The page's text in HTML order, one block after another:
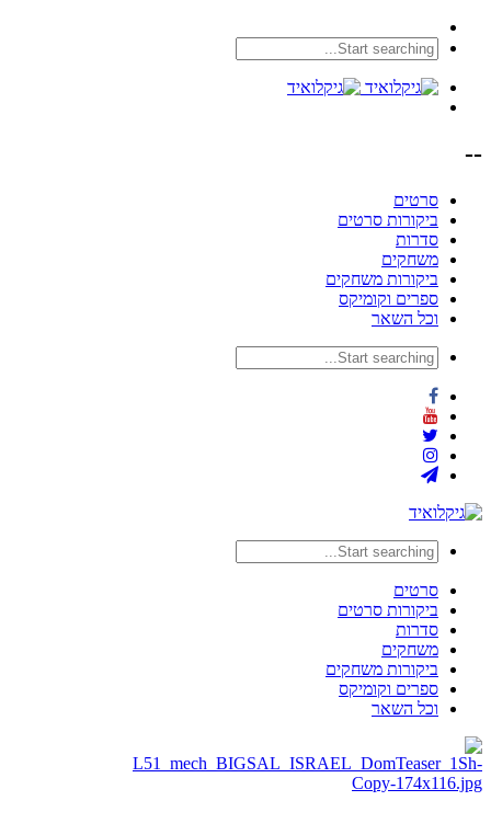
--
סרטים
ביקורות סרטים
סדרות
משחקים
ביקורות משחקים
ספרים וקומיקס
וכל השאר
סרטים
ביקורות סרטים
סדרות
משחקים
ביקורות משחקים
ספרים וקומיקס
וכל השאר